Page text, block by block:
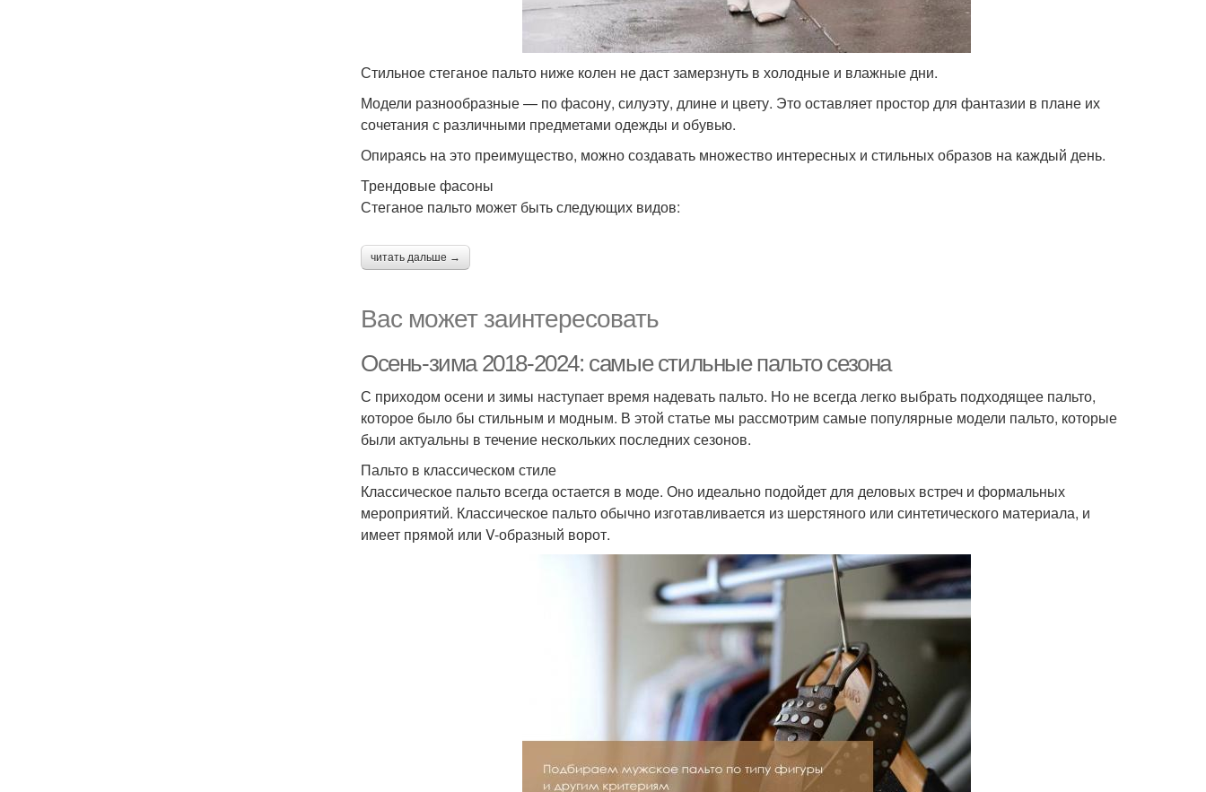
Стильное стеганое пальто ниже колен не даст замерзнуть в холодные и влажные дни.
Модели разнообразные — по фасону, силуэту, длине и цвету. Это оставляет простор для фантазии в плане их
сочетания с различными предметами одежды и обувью.
Опираясь на это преимущество, можно создавать множество интересных и стильных образов на каждый день.
Трендовые фасоны
Стеганое пальто может быть следующих видов:
читать дальше →
Вас может заинтересовать
Осень-зима 2018-2024: самые стильные пальто сезона
С приходом осени и зимы наступает время надевать пальто. Но не всегда легко выбрать подходящее пальто,
которое было бы стильным и модным. В этой статье мы рассмотрим самые популярные модели пальто, которые
были актуальны в течение нескольких последних сезонов.
Пальто в классическом стиле
Классическое пальто всегда остается в моде. Оно идеально подойдет для деловых встреч и формальных
мероприятий. Классическое пальто обычно изготавливается из шерстяного или синтетического материала, и
имеет прямой или V-образный ворот.